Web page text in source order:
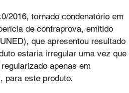
2016, tornado condenatório em
de contraprova, emitido
que apresentou resultado
estaria irregular uma vez que
apenas em
para este produto.